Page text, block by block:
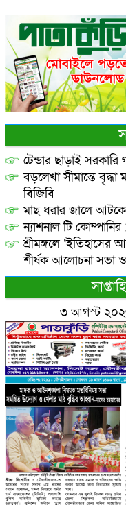
টেন্ডার ছাড়াই সরকারি
বড়লেখা সীমান্তে
বিজিবি
মাছ ধরার জালে
ন্যাশনাল টি
শ্রীমঙ্গলে ‘ইতিহাসের
শীর্ষক আলোচনা সভা
৩ আগস্ট